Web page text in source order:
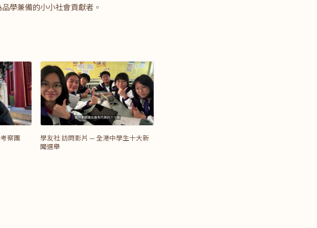
學兼備的小小社會貢獻者。
察團
學友社 訪問影片 — 全港中學生十大新
聞選舉